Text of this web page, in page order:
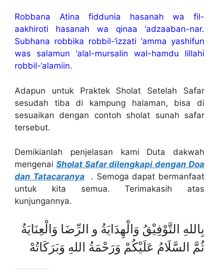
Robbana Atina fiddunia hasanah wa fil-
aakhiroti hasanah wa qinaa ‘adzaaban-nar.
Subhana robbika robbil-‘izzati ‘amma yashifun
was salamun ‘alal-mursalin wal-hamdu lillahi
robbil-‘alamiin.
Adapun untuk Praktek Sholat Setelah Safar
sesudah tiba di kampung halaman, bisa di
sesuaikan dengan contoh sholat sunah safar
tersebut.
Demikianlah penjelasan kami Duta dakwah
mengenai Sholat Safar dilengkapi dengan Doa
dan Tatacaranya. Semoga dapat bermanfaat
untuk kita semua. Terimakasih atas
kunjungannya.
بِاللهِ التَّوْفِيْقُ وَالْهِدَايَةُ و الرِّضَا وَالْعِنَايَةُ
ثُمَّ السَّلَامُ عَلَيْكُمْ وَرَحْمَةُ اللهِ وَبَرَكَاتُهْ